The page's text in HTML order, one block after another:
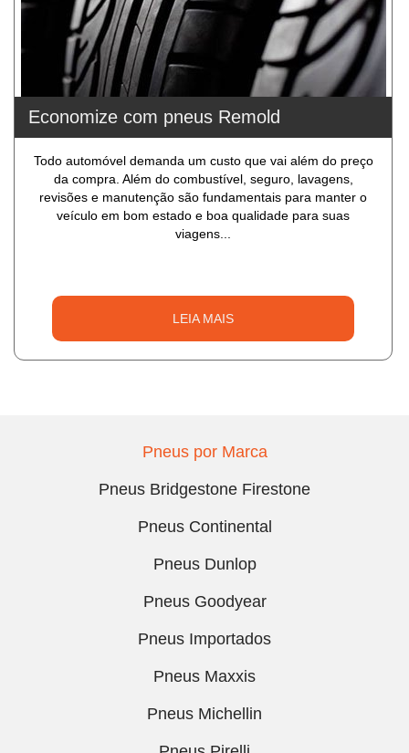
Economize com pneus Remold
Todo automóvel demanda um custo que vai além do preço
da compra. Além do combustível, seguro, lavagens,
revisões e manutenção são fundamentais para manter o
veículo em bom estado e boa qualidade para suas
viagens...
LEIA MAIS
Pneus por Marca
Pneus Bridgestone Firestone
Pneus Continental
Pneus Dunlop
Pneus Goodyear
Pneus Importados
Pneus Maxxis
Pneus Michellin